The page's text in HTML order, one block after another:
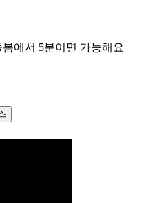
에서 5분이면 가능해요